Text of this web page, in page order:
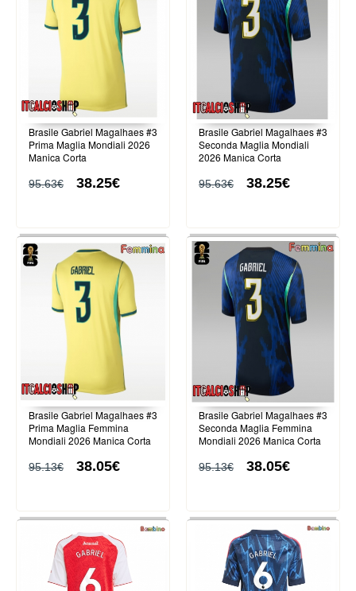
Brasile Gabriel Magalhaes #3
Prima Maglia Mondiali 2026
Manica Corta
95.63€ 38.25€
Brasile Gabriel Magalhaes #3
Seconda Maglia Mondiali
2026 Manica Corta
95.63€ 38.25€
Brasile Gabriel Magalhaes #3
Prima Maglia Femmina
Mondiali 2026 Manica Corta
95.13€ 38.05€
Brasile Gabriel Magalhaes #3
Seconda Maglia Femmina
Mondiali 2026 Manica Corta
95.13€ 38.05€